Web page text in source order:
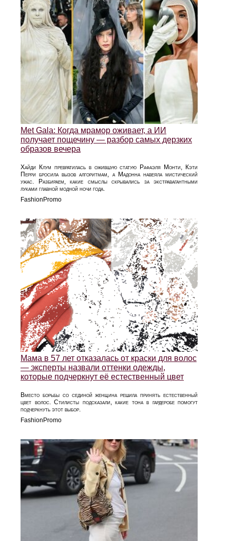
Met Gala: Когда мрамор оживает, а ИИ
получает пощечину — разбор самых дерзких
образов вечера
Хайди Клум превратилась в ожившую статую Рафаэля Монти, Кэти
Перри бросила вызов алгоритмам, а Мадонна навеяла мистический
ужас. Разбираем, какие смыслы скрывались за экстравагантными
луками главной модной ночи года.
FashionPromo
Мама в 57 лет отказалась от краски для волос
— эксперты назвали оттенки одежды,
которые подчеркнут её естественный цвет
Вместо борьбы со сединой женщина решила принять естественный
цвет волос. Стилисты подсказали, какие тона в гардеробе помогут
подчеркнуть этот выбор.
FashionPromo